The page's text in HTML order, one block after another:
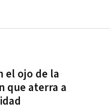
el ojo de la
que aterra a